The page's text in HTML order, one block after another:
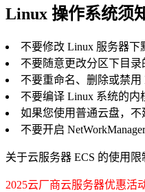
Linux 操作系统须
不要修改 Linux 服务器下
不要随意更改分区下目录
不要重命名、删除或禁用
不要编译 Linux 系统的内
如果您使用普通云盘，不
不要开启
关于云服务器 ECS 的使用
2025云厂商云服务器优惠活